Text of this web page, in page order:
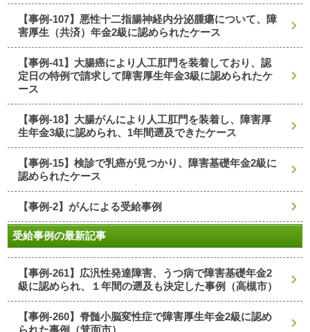
【事例-107】悪性十二指腸神経内分泌腫瘍について、障
害厚生（共済）年金2級に認められたケース
【事例-41】大腸癌により人工肛門を装着しており、認
定日の特例で請求して障害厚生年金3級に認められたケ
ース
【事例-18】大腸がんにより人工肛門を装着し、障害厚
生年金3級に認められ、1年間遡及できたケース
【事例-15】検診で乳癌が見つかり、障害基礎年金2級に
認められたケース
【事例-2】がんによる受給事例
受給事例の最新記事
【事例-261】広汎性発達障害、うつ病で障害基礎年金2
級に認められ、１年間の遡及も決定した事例（高槻市）
【事例-260】脊髄小脳変性症で障害厚生年金2級に認め
られた事例（箕面市）